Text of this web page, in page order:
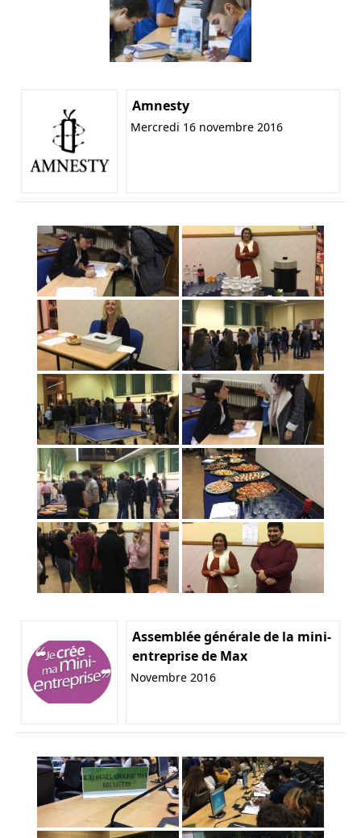
Amnesty
Mercredi 16 novembre 2016
Assemblée générale de la mini-
entreprise de Max
Novembre 2016